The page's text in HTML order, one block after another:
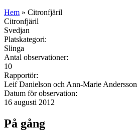
Hem » Citronfjäril
Citronfjäril
Svedjan
Platskategori:
Slinga
Antal observationer:
10
Rapportör:
Leif Danielson och Ann-Marie Andersson
Datum för observation:
16 augusti 2012
På gång